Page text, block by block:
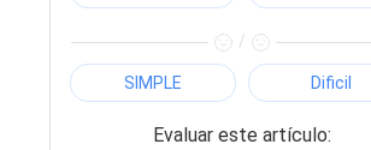
/
SIMPLE Dificil
Evaluar este artículo: